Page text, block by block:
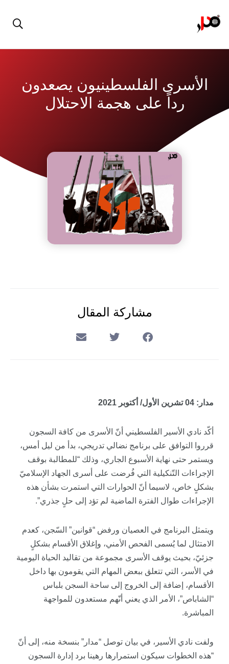
الأسرى الفلسطينيون يصعدون
رداً على هجمة الاحتلال
مشاركة المقال
مدار: 04 تشرين الأول/ أكتوبر 2021
أكّد نادي الأسير الفلسطيني أنّ الأسرى من كافة السجون
قرروا التوافق على برنامج نضالي تدريجي، بدأ من ليل أمس،
ويستمر حتى نهاية الأسبوع الجاري، وذلك “للمطالبة بوقف
الإجراءات التّنكيلية التي فُرضت على أسرى الجهاد الإسلاميّ
بشكلٍ خاص، لاسيما أنّ الحوارات التي استمرت بشأن هذه
الإجراءات طوال الفترة الماضية لم تؤد إلى حلٍ جذري”.
ويتمثل البرنامج في العصيان ورفض “قوانين” السّجن، كعدم
الامتثال لما يُسمى الفحص الأمني، وإغلاق الأقسام بشكلٍ
جزئيّ، بحيث يوقف الأسرى مجموعة من تقاليد الحياة اليومية
في الأسر، التي تتعلق ببعض المهام التي يقومون بها داخل
الأقسام، إضافة إلى الخروج إلى ساحة السجن بلباس
“الشاباص”، الأمر الذي يعني أنّهم مستعدون للمواجهة
المباشرة.
ولفت نادي الأسير، في بيان توصل “مدار” بنسخة منه، إلى أنّ
“هذه الخطوات سيكون استمرارها رهينا برد إدارة السجون